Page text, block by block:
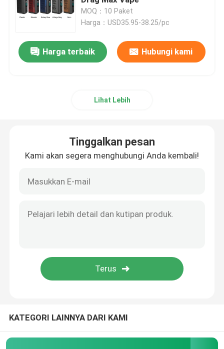
Penggantian Coil Vape
Kit Pemula Sistem Pod
Botol Ejus Kosong
Aksesoris Rokok Elektronik
Tangki Penyemprot Vape
MOQ：10 Paket
Harga：USD35.95-38.25/pc
Harga terbaik Hubungi kami
Lihat Lebih
Tinggalkan pesan
Kami akan segera menghubungi Anda kembali!
KATEGORI LAINNYA DARI KAMI